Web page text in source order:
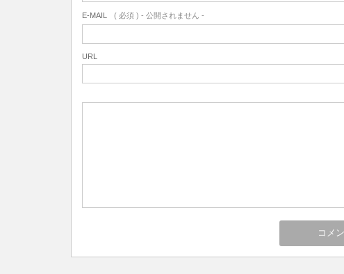
E-MAIL ( 必須 ) - 公開されません -
URL